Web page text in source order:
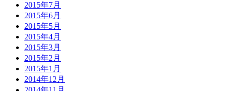
2015年7月
2015年6月
2015年5月
2015年4月
2015年3月
2015年2月
2015年1月
2014年12月